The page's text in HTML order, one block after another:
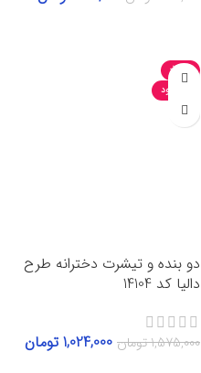
-35%
ناموجود
دو بنده و تیشرت دخترانه طرح
دالیا کد 14104
1,575,000تومان 1,024,000 تومان